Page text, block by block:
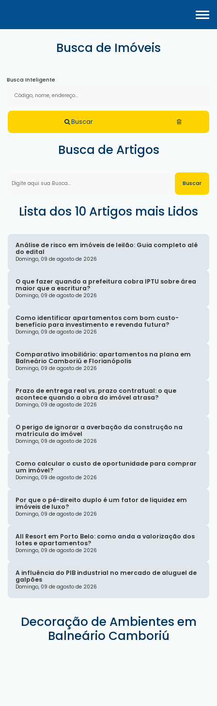
Busca de Imóveis
Busca Inteligente
Buscar
Busca de Artigos
Lista dos 10 Artigos mais Lidos
Análise de risco em imóveis de leilão: Guia completo alé
do edital
Domingo, 09 de agosto de 2026
O que fazer quando a prefeitura cobra IPTU sobre área
maior que a escritura?
Domingo, 09 de agosto de 2026
Como identificar apartamentos com bom custo-
benefício para investimento e revenda futura?
Domingo, 09 de agosto de 2026
Comparativo imobiliário: apartamentos na plana em
Balneário Camboriú e Florianópolis
Domingo, 09 de agosto de 2026
Prazo de entrega real vs. prazo contratual: o que
acontece quando a obra do imóvel atrasa?
Domingo, 09 de agosto de 2026
O perigo de ignorar a averbação da construção na
matrícula do imóvel
Domingo, 09 de agosto de 2026
Como calcular o custo de oportunidade para comprar
um imóvel?
Domingo, 09 de agosto de 2026
Por que o pé-direito duplo é um fator de liquidez em
imóveis de luxo?
Domingo, 09 de agosto de 2026
All Resort em Porto Belo: como anda a valorização dos
lotes e apartamentos?
Domingo, 09 de agosto de 2026
A influência do PIB industrial no mercado de aluguel de
galpões
Domingo, 09 de agosto de 2026
Decoração de Ambientes em
Balneário Camboriú